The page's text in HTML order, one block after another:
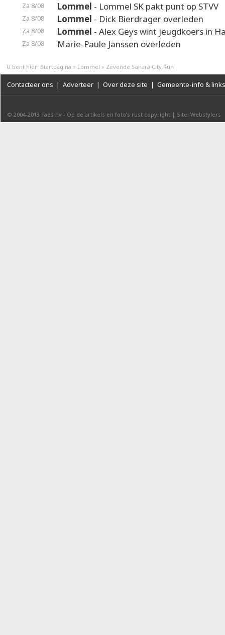
Za 8/08 Lommel - Lommel SK pakt punt op STVV
Za 8/08 Lommel - Dick Bierdrager overleden
Za 8/08 Lommel - Alex Geys wint jeugdkoers in
Za 8/08 Marie-Paule Janssen overleden
U bent hier: Startpagina » Lommel » Zevende Sahara City Run
Contacteer ons | Adverteer | Over deze site | Gemeente-info & links
© 2004-2013 Faes nv - Op de artikels en foto’s rust copyright | Site: Webstylers